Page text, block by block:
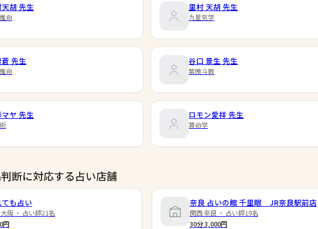
胡 先生
命
里村 天胡 先生
九星気学
先生
命
谷口 景生 先生
紫微斗数
ヤ 先生 ロモン愛祥 先生
算命学
断に対応する占い店舗
も占い
阪 ・ 占い師21名
円
奈良 占いの館 千里眼 JR奈良駅前店
関西 奈良 ・ 占い師19名
30分 3,000円